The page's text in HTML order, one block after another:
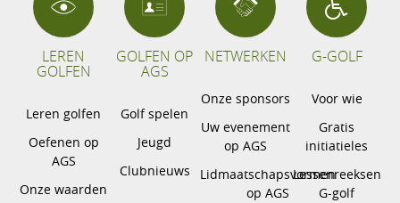
LEREN
GOLFEN
Leren golfen
Oefenen op
AGS
Onze waarden
GOLFEN OP
AGS
Golf spelen
Jeugd
Clubnieuws
NETWERKEN
Onze sponsors
Uw evenement
op AGS
Lidmaatschapsvormen
op AGS
G-GOLF
Voor wie
Gratis
initiatieles
Lessenreeksen
G-golf